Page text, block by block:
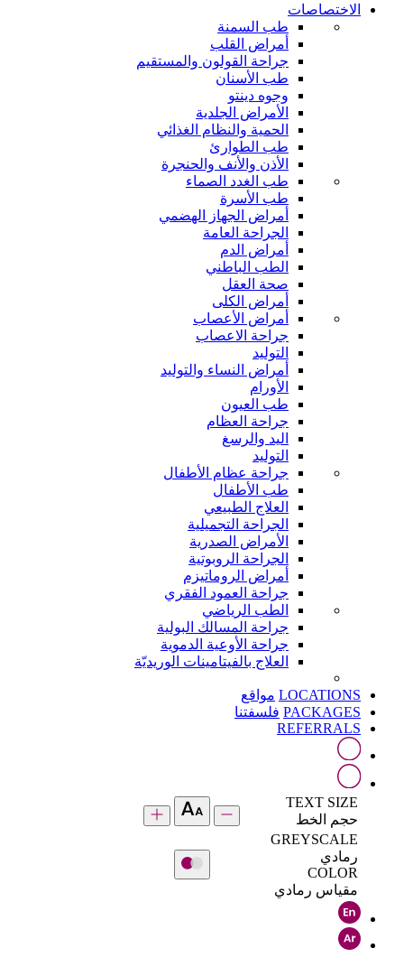
الاختصاصات
طب السمنة
أمراض القلب
جراحة القولون والمستقيم
طب الأسنان
وجوه دينتو
الأمراض الجلدية
الحمية والنظام الغذائي
طب الطوارئ
الأذن والأنف والحنجرة
طب الغدد الصماء
طب الأسرة
أمراض الجهاز الهضمي
الجراحة العامة
أمراض الدم
الطب الباطني
صحة العقل
أمراض الكلى
أمراض الأعصاب
جراحة الاعصاب
التوليد
أمراض النساء والتوليد
الأورام
طب العيون
جراحة العظام
اليد والرسغ
التوليد
جراحة عظام الأطفال
طب الأطفال
العلاج الطبيعي
الجراحة التجميلية
الأمراض الصدرية
الجراحة الروبوتية
أمراض الروماتيزم
جراحة العمود الفقري
الطب الرياضي
جراحة المسالك البولية
جراحة الأوعية الدموية
العلاج بالفيتامينات الوريديّة
LOCATIONS مواقع
PACKAGES فلسفتنا
REFERRALS
TEXT SIZE
حجم الخط
GREYSCALE
رمادي
COLOR
مقياس رمادي